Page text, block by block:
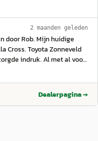
2 maanden geleden
door Rob. Mijn huidige
Cross. Toyota Zonneveld
indruk. Al met al voor
om mijn nieuwe
Ook deze verkoper
heel
Dealerpagina →